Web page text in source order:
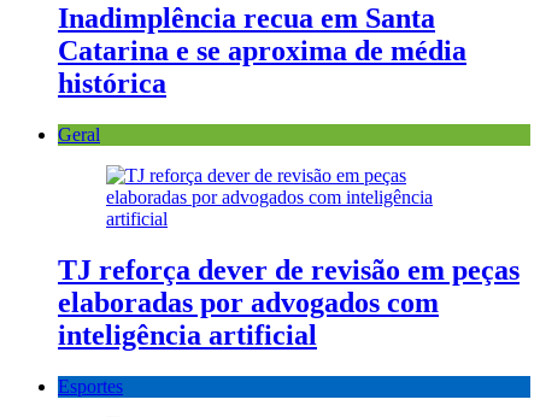
Inadimplência recua em Santa
Catarina e se aproxima de média
histórica
Geral
TJ reforça dever de revisão em peças
elaboradas por advogados com
inteligência artificial
Esportes